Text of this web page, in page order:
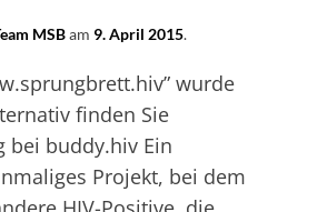
MSBam 9. April 2015.
wurde
finden Sie
bei buddy.hiv Ein
Projekt, bei dem